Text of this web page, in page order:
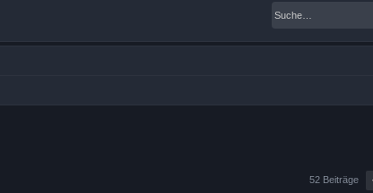
52 Beiträge